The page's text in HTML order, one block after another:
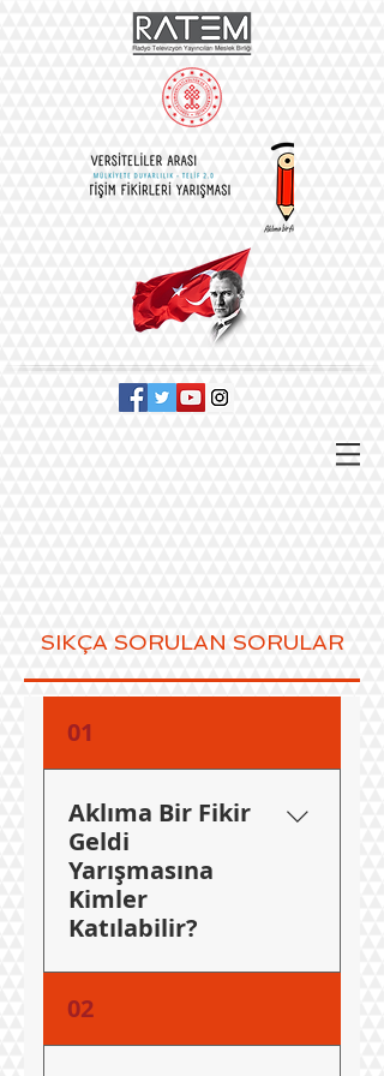
SIKÇA SORULAN SORULAR
01
Aklıma Bir Fikir
Geldi
Yarışmasına
Kimler
Katılabilir?
Yarışmaya yurt içi ve yurt
dışında Yüksek Öğretim
Kurumu’nda kaydı
02